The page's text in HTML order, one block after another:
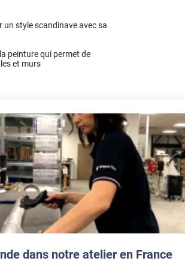
un style scandinave avec sa
peinture qui permet de
et murs
dans notre atelier en France